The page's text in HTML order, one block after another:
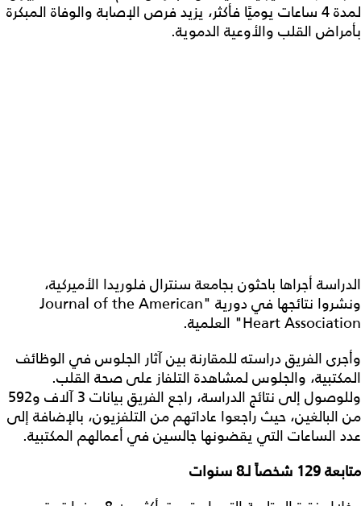
لمدة 4 ساعات يوميًا فأكثر، يزيد فرص الإصابة والوفاة المبكرة
بأمراض القلب والأوعية الدموية.
الدراسة أجراها باحثون بجامعة سنترال فلوريدا الأميركية،
ونشروا نتائجها في دورية "Journal of the American
Heart Association" العلمية.
وأجرى الفريق دراسته للمقارنة بين آثار الجلوس في الوظائف
المكتبية، والجلوس لمشاهدة التلفاز على صحة القلب.
وللوصول إلى نتائج الدراسة، راجع الفريق بيانات 3 آلاف و592
من البالغين، حيث راجعوا عاداتهم من التلفزيون، بالإضافة إلى
عدد الساعات التي يقضونها جالسين في أعمالهم المكتبية.
متابعة 129 شخصاً لـ8 سنوات